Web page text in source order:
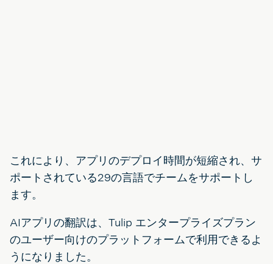
これにより、アプリのデプロイ時間が短縮され、サ
ポートされている29の言語でチームをサポートし
ます。
AIアプリの翻訳は、Tulip エンタープライズプラン
のユーザー向けのプラットフォームで利用できるよ
うになりました。